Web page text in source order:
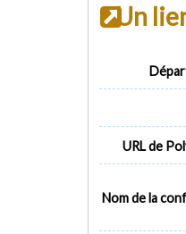
Un
URL de
Nom de la